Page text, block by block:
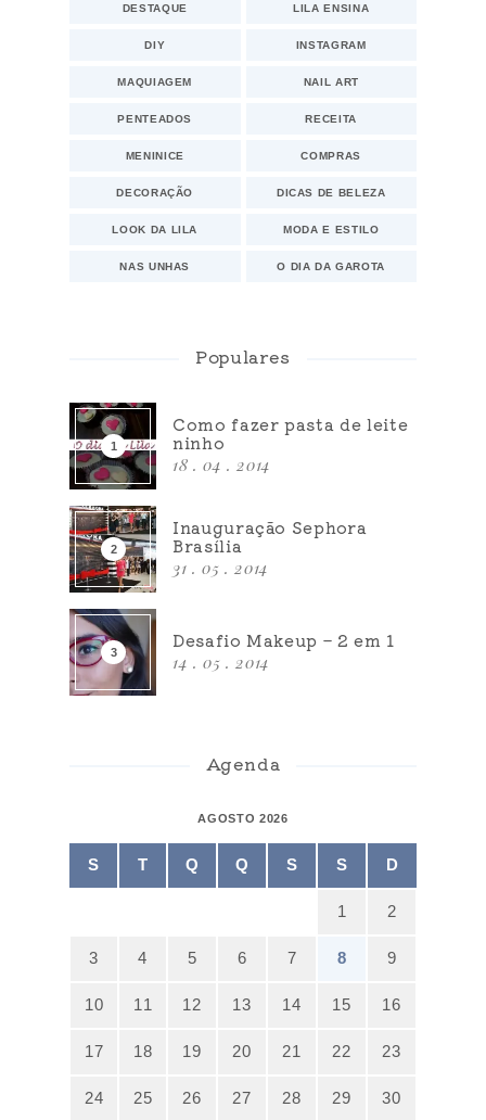
DESTAQUE LILA ENSINA
DIY INSTAGRAM
MAQUIAGEM NAIL ART
PENTEADOS RECEITA
MENINICE COMPRAS
DECORAÇÃO DICAS DE BELEZA
LOOK DA LILA MODA E ESTILO
NAS UNHAS O DIA DA GAROTA
Populares
Como fazer pasta de leite
ninho
18 . 04 . 2014
Inauguração Sephora
Brasília
31 . 05 . 2014
Desafio Makeup – 2 em 1
14 . 05 . 2014
Agenda
AGOSTO 2026
S T Q Q S S D
1 2
3 4 5 6 7 8 9
10 11 12 13 14 15 16
17 18 19 20 21 22 23
24 25 26 27 28 29 30